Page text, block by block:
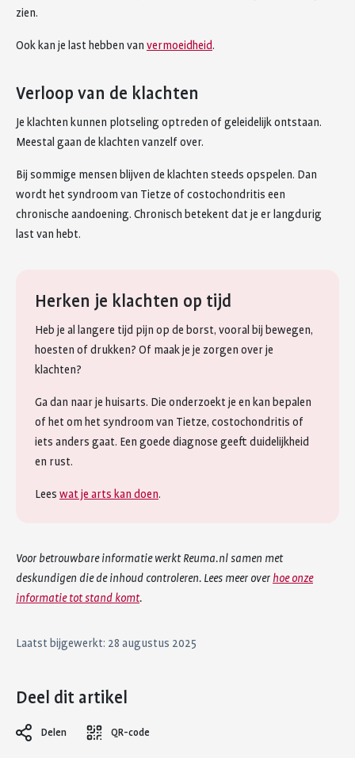
zien.
Ook kan je last hebben van vermoeidheid.
Verloop van de klachten
Je klachten kunnen plotseling optreden of geleidelijk ontstaan.
Meestal gaan de klachten vanzelf over.
Bij sommige mensen blijven de klachten steeds opspelen. Dan
wordt het syndroom van Tietze of costochondritis een
chronische aandoening. Chronisch betekent dat je er langdurig
last van hebt.
Herken je klachten op tijd
Heb je al langere tijd pijn op de borst, vooral bij bewegen,
hoesten of drukken? Of maak je je zorgen over je
klachten?
Ga dan naar je huisarts. Die onderzoekt je en kan bepalen
of het om het syndroom van Tietze, costochondritis of
iets anders gaat. Een goede diagnose geeft duidelijkheid
en rust.
Lees wat je arts kan doen.
Voor betrouwbare informatie werkt Reuma.nl samen met
deskundigen die de inhoud controleren. Lees meer over hoe onze
informatie tot stand komt.
Laatst bijgewerkt: 28 augustus 2025
Deel dit artikel
Delen QR-code